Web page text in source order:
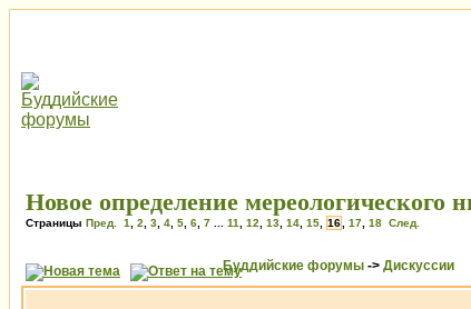
Новое определение мереологического
Страницы Пред. 1 2 3 4 5 6 7 11 12 13 14 15 16 17 18 След.
Буддийские форумы -> Дискуссии